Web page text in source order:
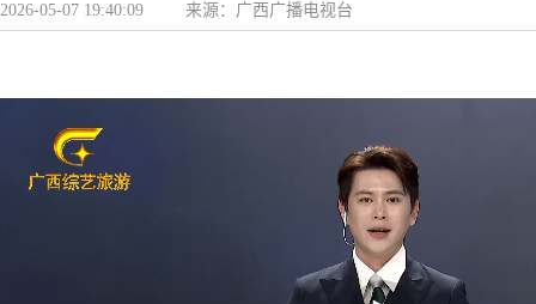
2026-05-07 19:40:09 来源： 广西广播电视台